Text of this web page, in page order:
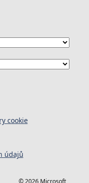
cookie
údajů
© 2026 Microsoft